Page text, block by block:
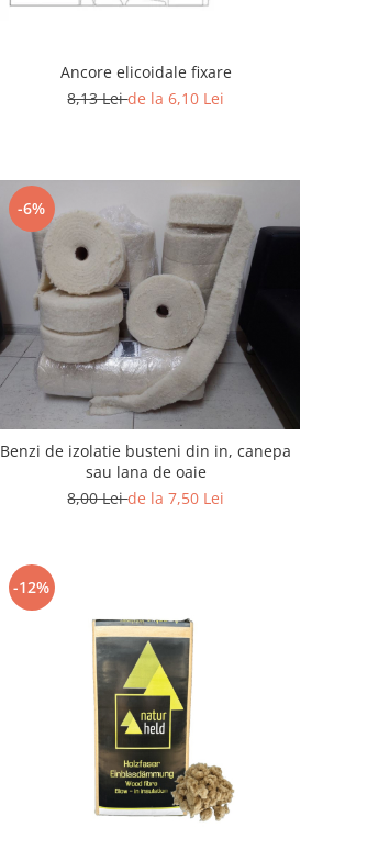
Ancore elicoidale fixare
8,13 Leide la 6,10 Lei
-6%
Benzi de izolatie busteni din in, canepa
sau lana de oaie
8,00 Leide la 7,50 Lei
-12%